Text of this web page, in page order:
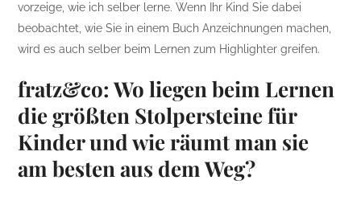
vorzeige, wie ich selber lerne. Wenn Ihr Kind Sie dabei
beobachtet, wie Sie in einem Buch Anzeichnungen machen,
wird es auch selber beim Lernen zum Highlighter greifen.
fratz&co: Wo liegen beim Lernen
die größten Stolpersteine für
Kinder und wie räumt man sie
am besten aus dem Weg?